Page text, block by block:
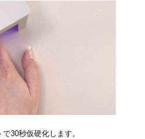
30秒仮硬化します。